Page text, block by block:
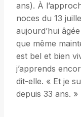
ans). À
noces du 13
aujourd’hui
que même
est bel et bien
j’apprends
dit-elle. « Et je
depuis 33 ans. »